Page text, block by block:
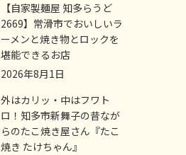
【自家製麺屋 知多らうど
2669】常滑市でおいしいラ
ーメンと焼き物とロックを
堪能できるお店
2026年8月1日
外はカリッ・中はフワト
ロ！知多市新舞子の昔なが
らのたこ焼き屋さん『たこ
焼き たけちゃん』